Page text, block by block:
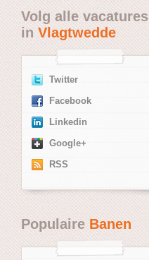
Volg alle vacatures
inVlagtwedde
Twitter
Facebook
Linkedin
Google+
RSS
PopulaireBanen